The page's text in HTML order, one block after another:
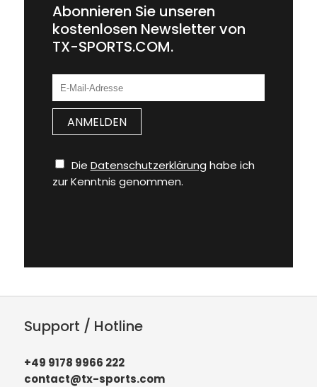
Abonnieren Sie unseren
kostenlosen Newsletter von
TX-SPORTS.COM.
Die Datenschutzerklärung habe ich
zur Kenntnis genommen.
Support / Hotline
+49 9178 9966 222
contact@tx-sports.com